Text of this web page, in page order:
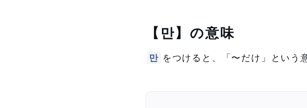
【만】の意味
만 をつけると、「〜だけ」という